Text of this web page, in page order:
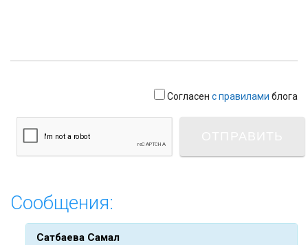
Согласен с правилами блога
Cообщения:
Сатбаева Самал